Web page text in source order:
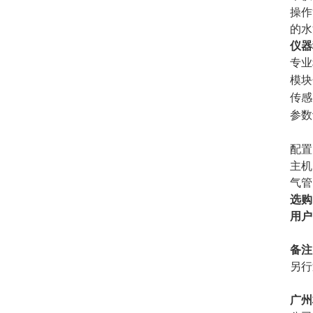
操
的
仪
专
模
传
参
配置
主
气
选
用
备
另
广